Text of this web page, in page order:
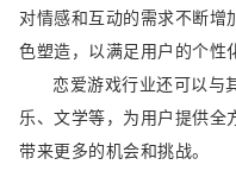
对情感和互动的需求不断增
色塑造，以满足用户的个性
恋爱游戏行业还可以与
乐、文学等，为用户提供全
带来更多的机会和挑战。